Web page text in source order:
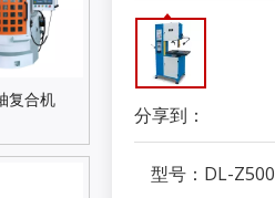
复合机
分享到：
型号： DL-Z500